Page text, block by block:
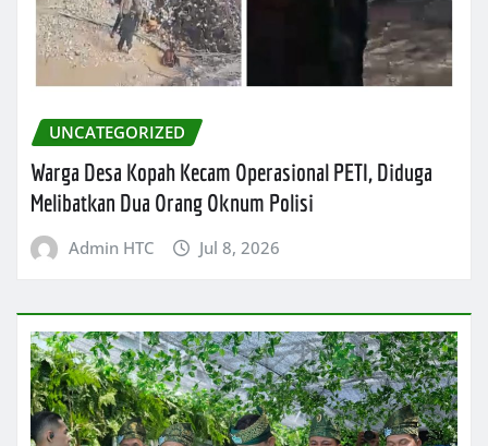
UNCATEGORIZED
Warga Desa Kopah Kecam Operasional PETI, Diduga
Melibatkan Dua Orang Oknum Polisi
Admin HTC Jul 8, 2026